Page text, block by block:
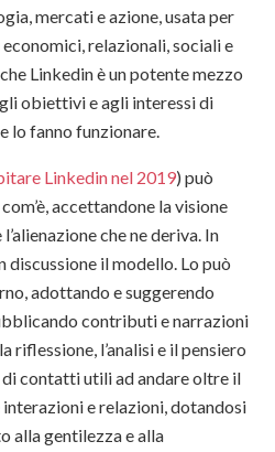
mercati e azione, usata per
relazionali, sociali e
Linkedin è un potente mezzo
obiettivi e agli interessi di
lo fanno funzionare.
Linkedin nel 2019) può
accettandone la visione
che ne deriva. In
il modello. Lo può
adottando e suggerendo
contributi e narrazioni
riflessione, l’analisi e il pensiero
contatti utili ad andare oltre il
e relazioni, dotandosi
alla gentilezza e alla